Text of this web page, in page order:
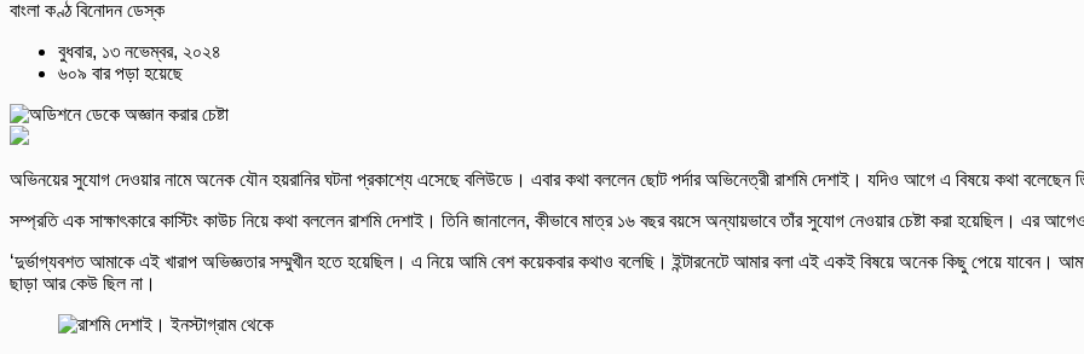
বাংলা কণ্ঠ বিনোদন ডেস্ক
বুধবার, ১৩ নভেম্বর, ২০২৪
৬০৯ বার পড়া হয়েছে
অভিনয়ের সুযোগ দেওয়ার নামে অনেক যৌন হয়রানির ঘটনা প্রকাশ্যে এসেছে বলিউডে। এবার কথা বললেন ছোট পর্দার অভিনেত্রী রাশমি দেশাই। যদিও আগে এ বিষয়ে কথা
সম্প্রতি এক সাক্ষাৎকারে কাস্টিং কাউচ নিয়ে কথা বললেন রাশমি দেশাই। তিনি জানালেন, কীভাবে মাত্র ১৬ বছর বয়সে অন্যায়ভাবে তাঁর সুযোগ নেওয়ার চেষ্টা করা হয়েছিল। এর
‘দুর্ভাগ্যবশত আমাকে এই খারাপ অভিজ্ঞতার সম্মুখীন হতে হয়েছিল। এ নিয়ে আমি বেশ কয়েকবার কথাও বলেছি। ইন্টারনেটে আমার বলা এই একই বিষয়ে অনেক কিছু পেয়ে
ছাড়া আর কেউ ছিল না।